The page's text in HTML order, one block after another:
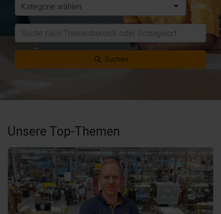
Kategorie wählen oder
Suchen
Unsere Top-Themen